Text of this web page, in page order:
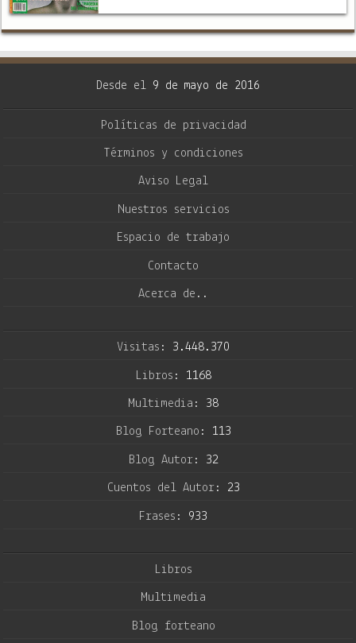
Desde el 9 de mayo de 2016
Políticas de privacidad
Términos y condiciones
Aviso Legal
Nuestros servicios
Espacio de trabajo
Contacto
Acerca de..
Visitas: 3.448.370
Libros: 1168
Multimedia: 38
Blog Forteano: 113
Blog Autor: 32
Cuentos del Autor: 23
Frases: 933
Libros
Multimedia
Blog forteano